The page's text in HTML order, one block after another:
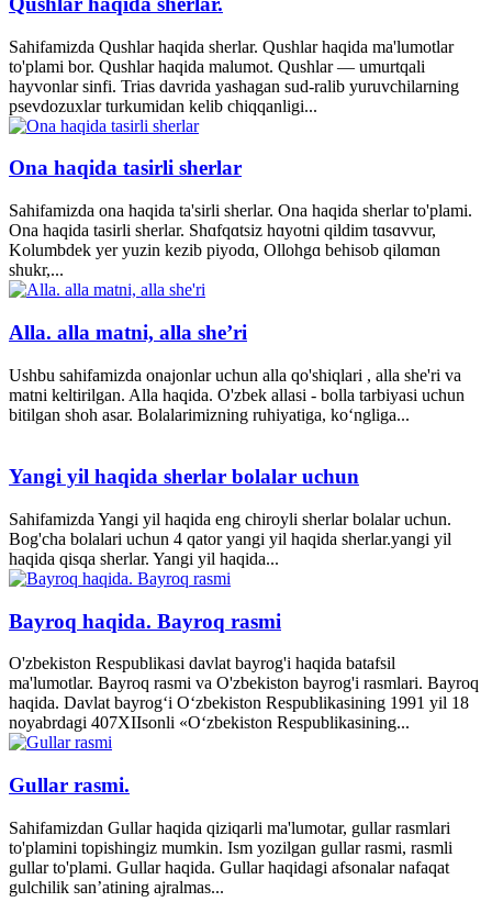
Sahifamizda Qushlar haqida sherlar. Qushlar haqida ma'lumotlar
to'plami bor. Qushlar haqida malumot. Qushlar — umurtqali
hayvonlar sinfi. Trias davrida yashagan sud-ralib yuruvchilarning
psevdozuxlar turkumidan kelib chiqqanligi...
Ona haqida tasirli sherlar
Sahifamizda ona haqida ta'sirli sherlar. Ona haqida sherlar to'plami.
Ona haqida tasirli sherlar. Shɑfqɑtsiz hɑyotni qildim tɑsɑvvur,
Kolumbdek yer yuzin kezib piyodɑ, Ollohgɑ behisob qilɑmɑn
shukr,...
Alla. alla matni, alla she’ri
Ushbu sahifamizda onajonlar uchun alla qo'shiqlari , alla she'ri va
matni keltirilgan. Alla haqida. O'zbek allasi - bolla tarbiyasi uchun
bitilgan shoh asar. Bolalarimizning ruhiyatiga, ko‘ngliga...
Yangi yil haqida sherlar bolalar uchun
Sahifamizda Yangi yil haqida eng chiroyli sherlar bolalar uchun.
Bog'cha bolalari uchun 4 qator yangi yil haqida sherlar.yangi yil
haqida qisqa sherlar. Yangi yil haqida...
Bayroq haqida. Bayroq rasmi
O'zbekiston Respublikasi davlat bayrog'i haqida batafsil
ma'lumotlar. Bayroq rasmi va O'zbekiston bayrog'i rasmlari. Bayroq
haqida. Davlat bayrog‘i O‘zbekiston Respublikasining 1991 yil 18
noyabrdagi 407­XII­sonli «O‘zbekiston Respublikasining...
Gullar rasmi.
Sahifamizdan Gullar haqida qiziqarli ma'lumotar, gullar rasmlari
to'plamini topishingiz mumkin. Ism yozilgan gullar rasmi, rasmli
gullar to'plami. Gullar haqida. Gullar haqidagi afsonalar nafaqat
gulchilik san’atining ajralmas...